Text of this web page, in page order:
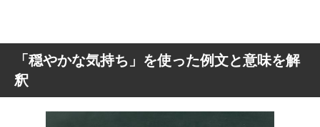
「穏やかな気持ち」を使った例文と意味を解
釈